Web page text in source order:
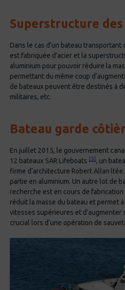
Superstructure
Dans le cas d’un bateau transportant
est fabriquée d’acier et la
aluminium pour pouvoir réduire la
permettant du même coup
de bateaux peuvent être destinés à
militaires, etc.
Bateau garde
En juillet 2015, le gouvernement
12 bateaux SAR Lifeboats [3] , un
firme d’architecture Robert Allan
partie en aluminium. Un autre lot de
recherche est en cours de fabrication
réduit la masse du bateau et permet
vitesses supérieures et d’augmenter
crucial lors d’une opération de